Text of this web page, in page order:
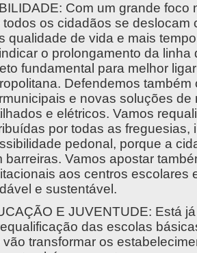
Com um grande
todos os cidadãos se deslocam
qualidade de vida e mais
o prolongamento da
fundamental para melhor
Defendemos
e novas soluções
e elétricos. Vamos
por todas as
pedonal, porque a
barreiras. Vamos apostar
aos centros escolares
e sustentável.
E JUVENTUDE: Está
das escolas
vão transformar os